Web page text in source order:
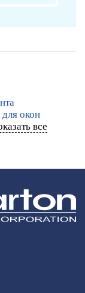
для окон
все